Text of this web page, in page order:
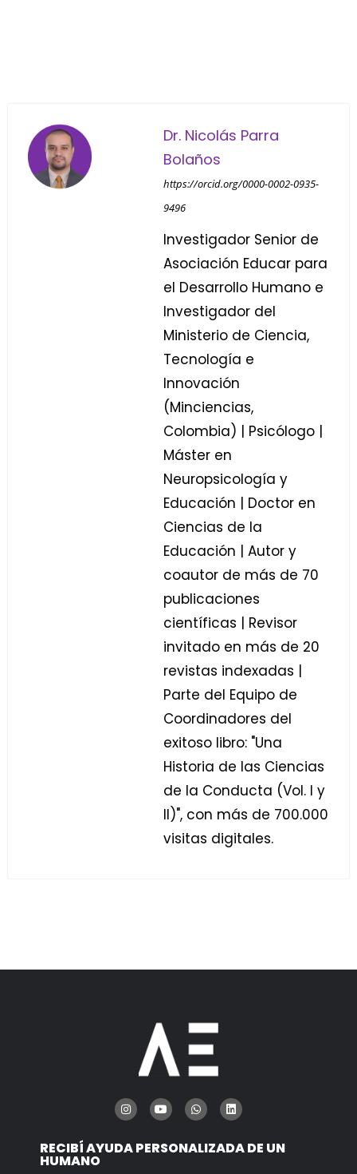
Dr. Nicolás Parra
Bolaños
https://orcid.org/0000-0002-0935-
9496
Investigador Senior de
Asociación Educar para
el Desarrollo Humano e
Investigador del
Ministerio de Ciencia,
Tecnología e
Innovación
(Minciencias,
Colombia) | Psicólogo |
Máster en
Neuropsicología y
Educación | Doctor en
Ciencias de la
Educación | Autor y
coautor de más de 70
publicaciones
científicas | Revisor
invitado en más de 20
revistas indexadas |
Parte del Equipo de
Coordinadores del
exitoso libro: "Una
Historia de las Ciencias
de la Conducta (Vol. I y
II)", con más de 700.000
visitas digitales.
RECIBÍ AYUDA PERSONALIZADA DE UN
HUMANO